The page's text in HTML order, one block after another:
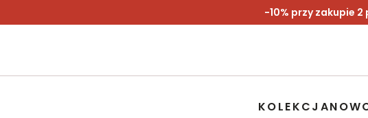
-10% przy zakupie
KOLEKCJA